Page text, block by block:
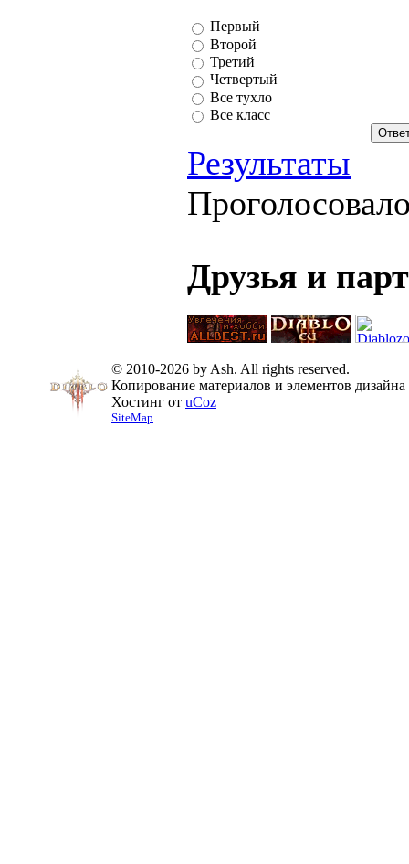
Первый
Второй
Третий
Четвертый
Все тухло
Все класс
Результаты
Друзья и
© 2010-2026 by Ash. All rights reserved.
Копирование материалов и элементов
Хостинг от uCoz
SiteMap